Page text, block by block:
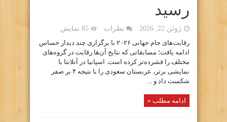
رسید
ژوئن 22, 2026 نظرات
85 نمایش
رقابت‌های جام جهانی ۲۰۲۶ با برگزاری چند دیدار حساس
ادامه یافت؛ مسابقاتی که نتایج آن‌ها رقابت در گروه‌های
مختلف را فشرده‌تر کرده است. اسپانیا در آتلانتا با
نمایشی برتر، عربستان سعودی را با نتیجه ۴ بر صفر
شکست داد و ...
ادامه مطلب »